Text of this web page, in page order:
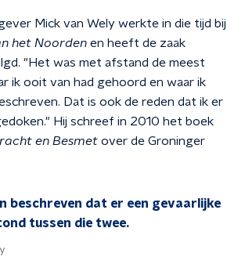
Mick van Wely werkte in die tijd bij
het Noorden en heeft de zaak
"Het was met afstand de meest
ik ooit van had gehoord en waar ik
Dat is ook de reden dat ik er
Hij schreef in 2010 het boek
en Besmet over de Groninger
beschreven dat er een gevaarlijke
tussen die twee.